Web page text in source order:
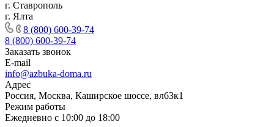
г. Ставрополь
г. Ялта
8 (800) 600-39-74
8 (800) 600-39-74
Заказать звонок
E-mail
info@azbuka-doma.ru
Адрес
Россия, Москва, Каширское шоссе, вл63к1
Режим работы
Ежедневно с 10:00 до 18:00